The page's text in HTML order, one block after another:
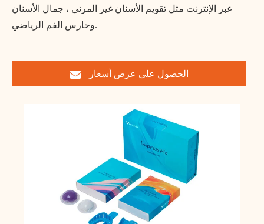
عبر الإنترنت مثل تقويم الأسنان غير المرئي ، جمال الأسنان
وحارس الفم الرياضي.
الحصول على عرض أسعار